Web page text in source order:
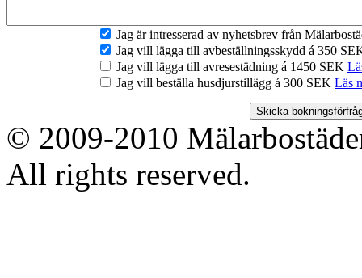
Jag är intresserad av nyhetsbrev från
Jag vill lägga till avbeställningsskydd á 350
Jag vill lägga till avresestädning á 1450 SEK
Jag vill beställa husdjurstillägg á 300 SEK Läs
© 2009-2010
All rights reserved.